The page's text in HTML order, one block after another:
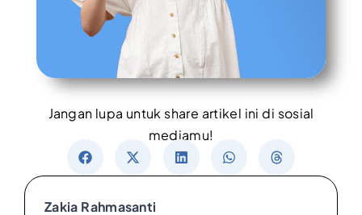
Jangan lupa untuk share artikel ini di sosial
mediamu!
Zakia Rahmasanti